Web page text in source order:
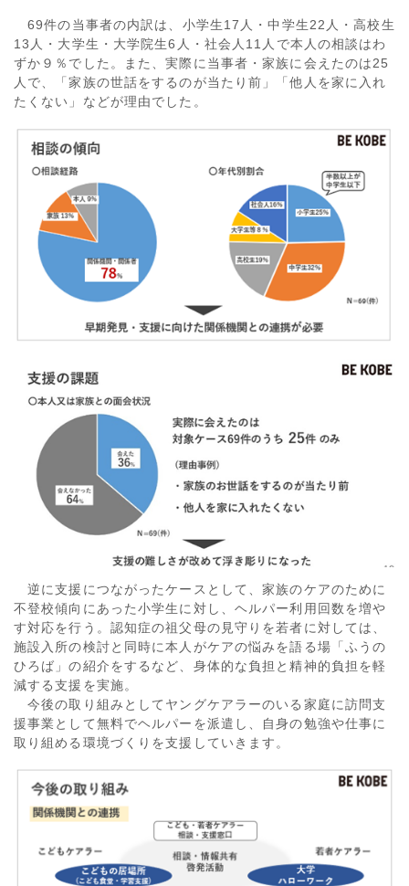
69件の当事者の内訳は、小学生17 人・中学生22 人・高校生
13 人・大学生・大学院生6 人・社会人 11 人で本人の相談はわ
ずか９％でした。また、実際に当事者・家族に会えたのは25
人で、「家族の世話をするのが当たり前」「他人を家に入れ
たくない」などが理由でした。
逆に支援につながったケースとして、家族のケアのために
不登校傾向にあった小学生に対し、ヘルパー利用回数を増や
す対応を行う。認知症の祖父母の見守りを若者に対しては、
施設入所の検討と同時に本人がケアの悩みを語る場「ふうの
ひろば」の紹介をするなど、身体的な負担と精神的負担を軽
減する支援を実施。
今後の取り組みとしてヤングケアラーのいる家庭に訪問支
援事業として無料でヘルパーを派遣し、自身の勉強や仕事に
取り組める環境づくりを支援していきます。